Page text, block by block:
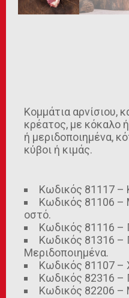
Κομμάτια αρνίσιου,
κρέατος, με κόκαλο
ή μεριδοποιημένα,
κύβοι ή κιμάς.
Κωδικός 81117 –
Κωδικός 81106 –
οστό.
Κωδικός 81116 –
Κωδικός 81316 –
Μεριδοποιημένα.
Κωδικός 81107 –
Κωδικός 82316 –
Κωδικός 82206 –